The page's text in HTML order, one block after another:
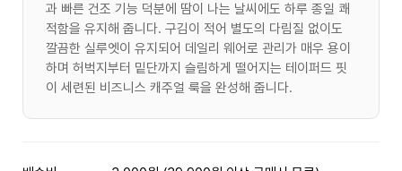
과 빠른 건조 기능 덕분에 땀이 나는 날씨에도 하루 종일 쾌
적함을 유지해 줍니다. 구김이 적어 별도의 다림질 없이도
깔끔한 실루엣이 유지되어 데일리 웨어로 관리가 매우 용이
하며 허벅지부터 밑단까지 슬림하게 떨어지는 테이퍼드 핏
이 세련된 비즈니스 캐주얼 룩을 완성해 줍니다.